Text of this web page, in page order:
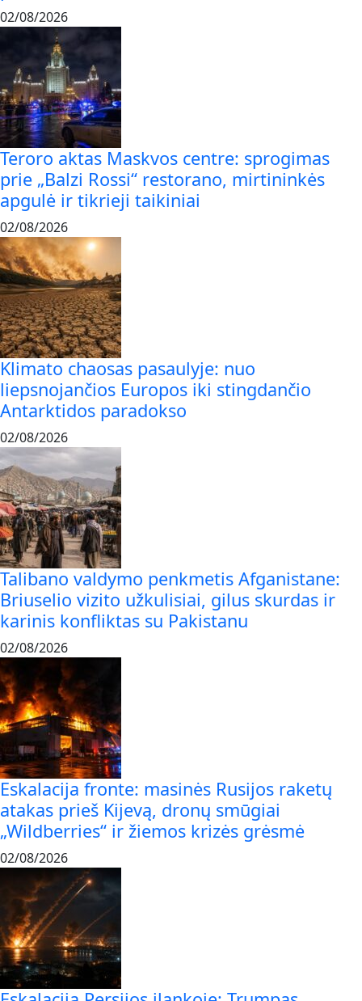
02/08/2026
Teroro aktas Maskvos centre: sprogimas
prie „Balzi Rossi“ restorano, mirtininkės
apgulė ir tikrieji taikiniai
02/08/2026
Klimato chaosas pasaulyje: nuo
liepsnojančios Europos iki stingdančio
Antarktidos paradokso
02/08/2026
Talibano valdymo penkmetis Afganistane:
Briuselio vizito užkulisiai, gilus skurdas ir
karinis konfliktas su Pakistanu
02/08/2026
Eskalacija fronte: masinės Rusijos raketų
atakas prieš Kijevą, dronų smūgiai
„Wildberries“ ir žiemos krizės grėsmė
02/08/2026